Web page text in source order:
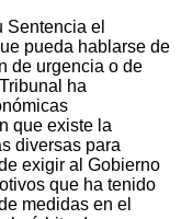
Sentencia el
pueda hablarse de
de urgencia o de
ha
que existe la
diversas para
exigir al Gobierno
que ha tenido
medidas en el